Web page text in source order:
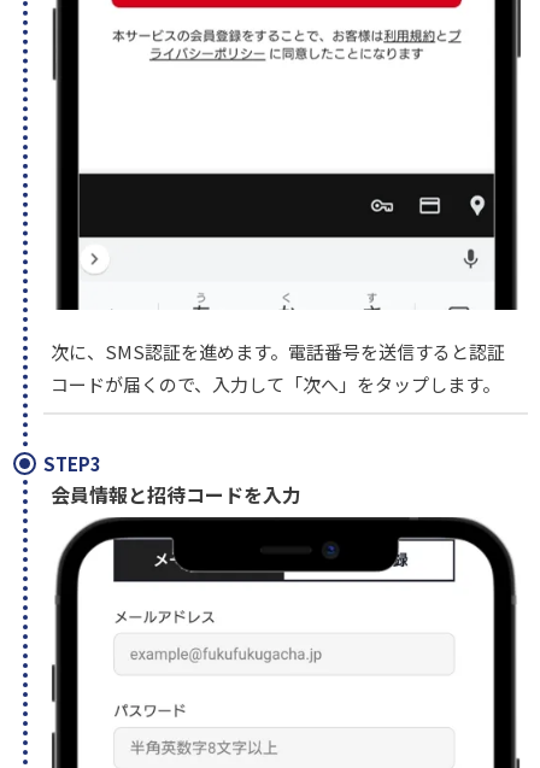
次に、SMS認証を進めます。電話番号を送信すると認証
コードが届くので、入力して「次へ」をタップします。
STEP3
会員情報と招待コードを入力